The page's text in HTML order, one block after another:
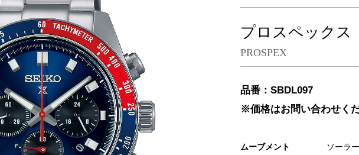
プロスペックス
PROSPEX
品番：SBDL097
※価格はお問い合わせく
ムーブメント ソーラー